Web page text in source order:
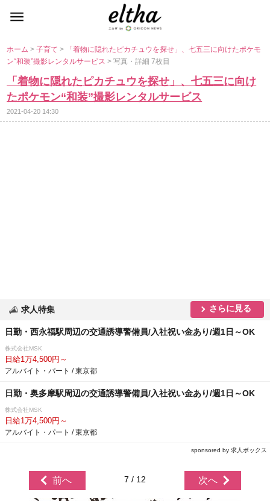
ホーム>子育て>
「着物に隠れたピカチュウを探せ」、七五三に向けたポケモ
ン“和装”撮影レンタルサービス> 写真・詳細 7枚目
「着物に隠れたピカチュウを探せ」、七五三に向け
たポケモン“和装”撮影レンタルサービス
2021-04-20 14:30
求人特集 さらに見る
日勤・西永福駅周辺の交通誘導警備員/入社祝い金あり/週1日～OK
株式会社MSK
日給1万4,500円～
アルバイト・パート / 東京都
日勤・奥多摩駅周辺の交通誘導警備員/入社祝い金あり/週1日～OK
株式会社MSK
日給1万4,500円～
アルバイト・パート / 東京都
sponsored by 求人ボックス
前へ 7 / 12 次へ